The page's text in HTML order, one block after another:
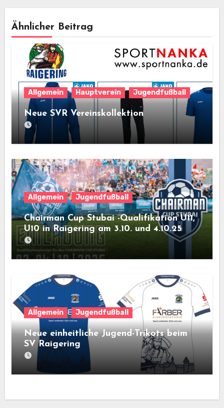
Ähnlicher Beitrag
Allgemein Hauptverein Jugendfußball
Neue SVR Vereinskollektion
Allgemein Jugendfußball
Chairman Cup Stubai -Qualifikation U11,
U10 in Raigering am 3.10. und 4.10.25
Allgemein Jugendfußball
Neue einheitliche Jugend-Trikots beim
SV Raigering